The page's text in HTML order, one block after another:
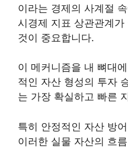
이라는 경제의 사계절
시경제 지표 상관관계
것이 중요합니다.
이 메커니즘을 내 뼈대
적인 자산 형성의 투자
는 가장 확실하고 빠른
특히 안정적인 자산 방
이러한 실물 자산의 흐